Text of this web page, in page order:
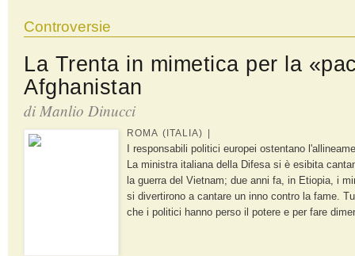
Controversie
La Trenta in mimetica per la
Afghanistan
di Manlio Dinucci
ROMA (ITALIA) |
I responsabili politici europei ostentano
La ministra italiana della Difesa si è esibita
la guerra del Vietnam; due anni fa, in Etiopia, i
si divertirono a cantare un inno contro la fame.
che i politici hanno perso il potere e per fare